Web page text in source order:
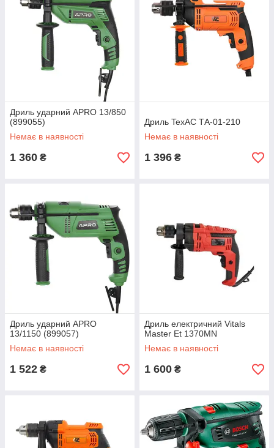
Дриль ударний APRO 13/850
(899055)
Немає в наявності
1 360 ₴
Дриль TexAC ТА-01-210
Немає в наявності
1 396 ₴
Дриль ударний APRO
13/1150 (899057)
Немає в наявності
1 522 ₴
Дриль електричний Vitals
Master Et 1370MN
Немає в наявності
1 600 ₴